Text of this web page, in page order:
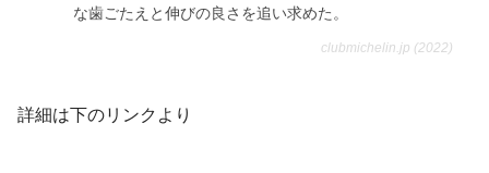
な歯ごたえと伸びの良さを追い求めた。
clubmichelin.jp (2022)
詳細は下のリンクより